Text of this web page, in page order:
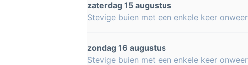
zaterdag 15 augustus
Stevige buien met een enkele keer onweer
zondag 16 augustus
Stevige buien met een enkele keer onweer